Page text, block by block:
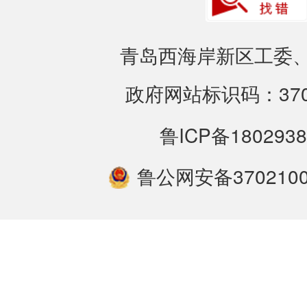
青岛西海岸新区工委
政府网站标识码：
鲁ICP备
鲁公网安备